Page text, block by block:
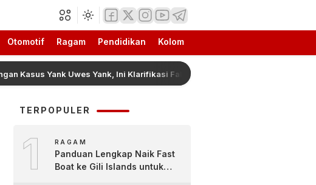
Otomotif Ragam Pendidikan Kolom
Yank Uwes Yank, Ini Klarifikasi Faktanya
TERPOPULER
1 RAGAM
Panduan Lengkap Naik Fast
Boat ke Gili Islands untuk